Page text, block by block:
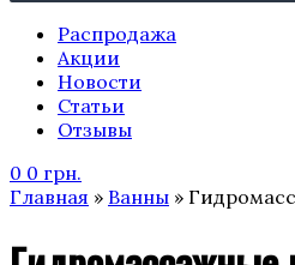
Распродажа
Акции
Новости
Статьи
Отзывы
0 0 грн.
Главная » Ванны »